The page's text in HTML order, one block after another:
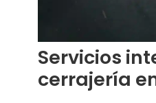
Servicios
cerrajería